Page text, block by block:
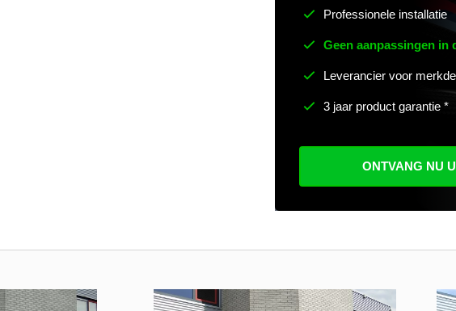
Professionele installatie
Geen aanpassingen in
Leverancier voor
3 jaar product garantie *
ONTVANG NU